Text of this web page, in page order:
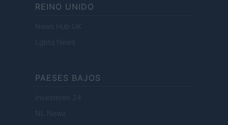
REINO UNIDO
News Hub UK
Lgbtq News
PAESES BAJOS
Investeren 24
NL Newz